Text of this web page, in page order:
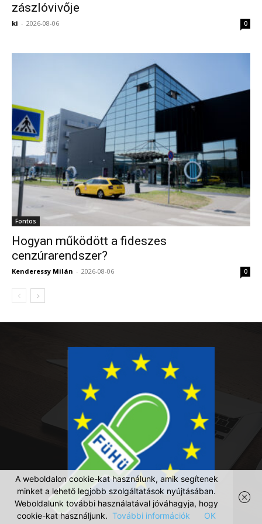
54 nem ellenében kormányfővé választotta Magyar
2026. május. 09. szombat
III. Károly király és Camilla királynő hétfőn érkeztek
Washingtonba. Ez Károly király első amerikai
látogatása legyen királyként, miután 2022-ben trónra
lépett. programjáról részletesen beszámolt a sajtó,
amiből kiderül, hogy nem jut ideje meglátogatni az
Egyesült Államokban élő Harry fiát, és unokáját sem.
EUR
CHF 396,11GBP420,87BUX
00,00 0,00 %
2026. április 28. kedd
Folyamatosan szállnak fel Bécsből olyan
magánrepülőgépek, amelyek állítólag az Orbán-
kormány idején meggazdagodottszemélyek vagyonát
lapnak két fideszes forrás elmondta, hogy ezeket a
vagyonokat tulajdonosaik Szaúd-Arábiába, Ománba
és az Egyesült Arab Emírségekbe telepítik, mások
pedig Ausztráliát és Szingapúrt szemelték ki.
364,52USD310,88CHF 396,11 GBP420,87
BUX
2026. április 27. hétfő
Trump, amerikai elnök elmondta, hogy a libanoni
fegyverszünetet még három héttel
meghosszabbították. Az Izrael és az iráni támogatású
zászlóvivője
ki - 2026-08-06 0
Fontos
Hogyan működött a fideszes
cenzúrarendszer?
Kenderessy Milán - 2026-08-06 0
A weboldalon cookie-kat használunk, amik segítenek
minket a lehető legjobb szolgáltatások nyújtásában.
Weboldalunk további használatával jóváhagyja, hogy
cookie-kat használjunk. További információk OK